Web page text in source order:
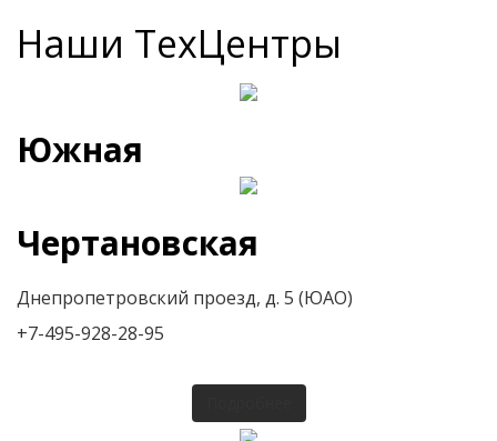
Наши ТехЦентры
Южная
Чертановская
Днепропетровский проезд, д. 5 (ЮАО)
+7-495-928-28-95